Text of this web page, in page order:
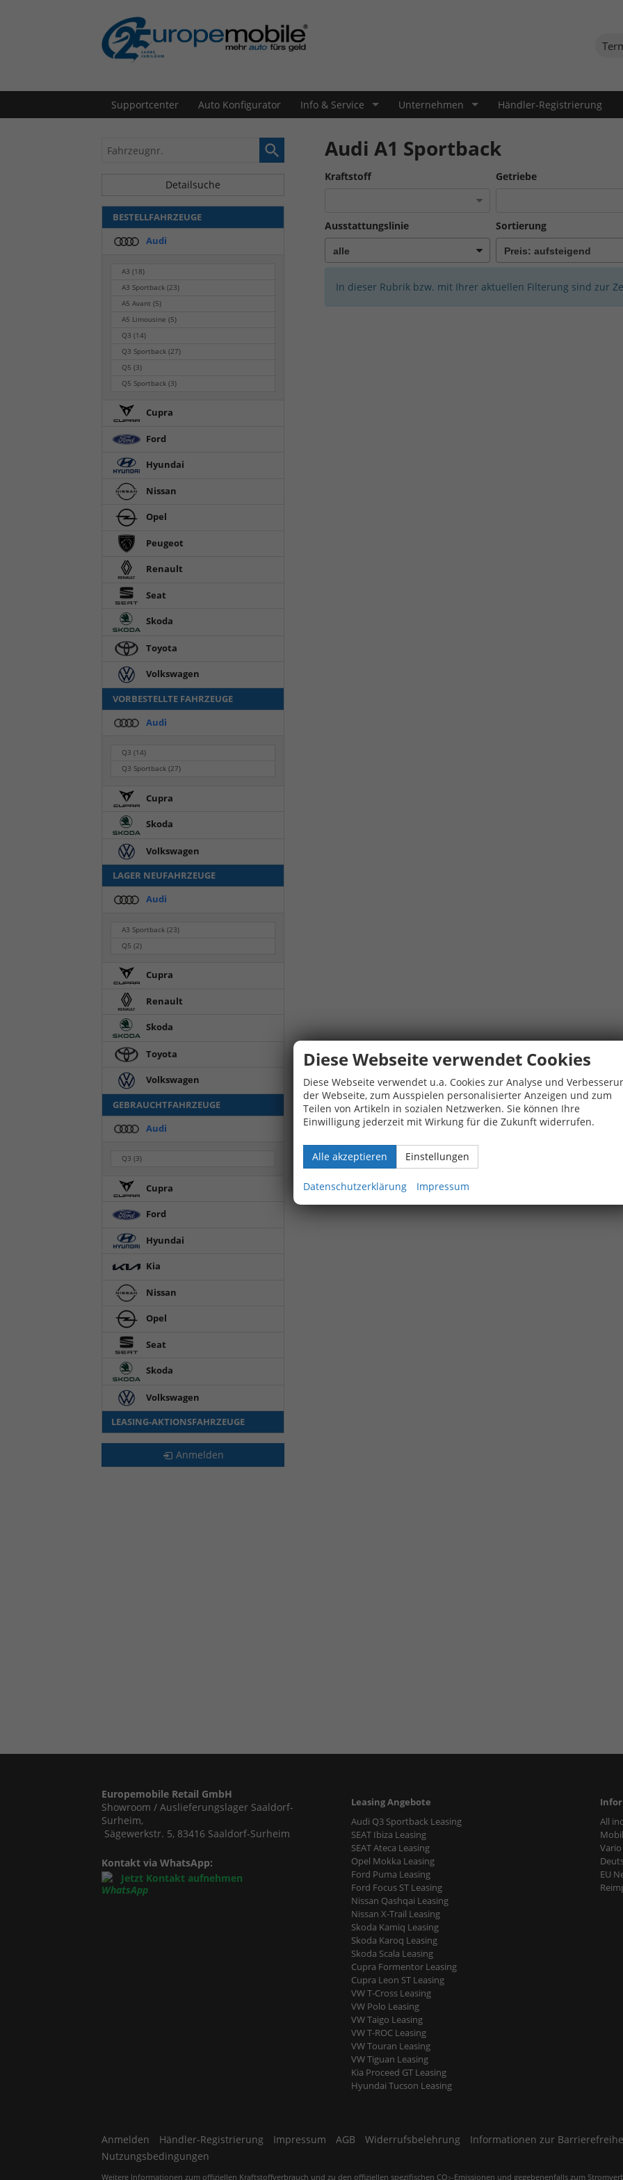
Supportcenter Auto Konfigurator Info & Service Unternehmen Händler-Registrierung
Audi A1 Sportback
Kraftstoff Getriebe
Ausstattungslinie Sortierung
In dieser Rubrik bzw. mit Ihrer aktuellen Filterung sind zur
Fahrzeugnr.
Detailsuche
BESTELLFAHRZEUGE
Audi
A3(18)
A3 Sportback(23)
A5 Avant(5)
A5 Limousine(5)
Q3(14)
Q3 Sportback(27)
Q5(3)
Q5 Sportback(3)
Cupra
Ford
Hyundai
Nissan
Opel
Peugeot
Renault
Seat
Skoda
Toyota
Volkswagen
VORBESTELLTE FAHRZEUGE
Audi
Q3(14)
Q3 Sportback(27)
Cupra
Skoda
Volkswagen
LAGER NEUFAHRZEUGE
Audi
A3 Sportback(23)
Q5(2)
Cupra
Renault
Skoda
Toyota
Volkswagen
GEBRAUCHTFAHRZEUGE
Audi
Q3(3)
Cupra
Ford
Hyundai
Kia
Nissan
Opel
Seat
Skoda
Volkswagen
LEASING-AKTIONSFAHRZEUGE
Anmelden
Europemobile Retail GmbH
Showroom / Auslieferungslager Saaldorf-
Surheim,
Sägewerkstr. 5, 83416 Saaldorf-Surheim
Kontakt via WhatsApp:
Jetzt Kontakt aufnehmen
Leasing Angebote
Audi Q3 Sportback Leasing
SEAT Ibiza Leasing
SEAT Ateca Leasing
Opel Mokka Leasing
Ford Puma Leasing
Ford Focus ST Leasing
Nissan Qashqai Leasing
Nissan X-Trail Leasing
Skoda Kamiq Leasing
Skoda Karoq Leasing
Skoda Scala Leasing
Cupra Formentor Leasing
Cupra Leon ST Leasing
VW T-Cross Leasing
VW Polo Leasing
VW Taigo Leasing
VW T-ROC Leasing
VW Touran Leasing
VW Tiguan Leasing
Kia Proceed GT Leasing
Hyundai Tucson Leasing
All
EU
Anmelden Händler-Registrierung Impressum AGB Widerrufsbelehrung
Informationen zur
Nutzungsbedingungen
Weitere Informationen zum offiziellen Kraftstoffverbrauch und zu den offiziellen spezifischen CO -Emissionen und gegebenenfalls zum
Diese Webseite verwendet Cookies
Diese Webseite verwendet u.a. Cookies zur Analyse und
der Webseite, zum Ausspielen personalisierter Anzeigen und zum
Teilen von Artikeln in sozialen Netzwerken. Sie können Ihre
Einwilligung jederzeit mit Wirkung für die Zukunft widerrufen.
Alle akzeptieren Einstellungen
Datenschutzerklärung Impressum